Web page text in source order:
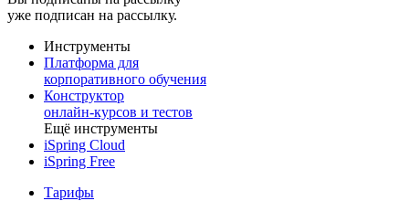
уже подписан на рассылку.
Инструменты
Платформа для
корпоративного обучения
Конструктор
онлайн-курсов и тестов
Ещё инструменты
iSpring Cloud
iSpring Free
Тарифы